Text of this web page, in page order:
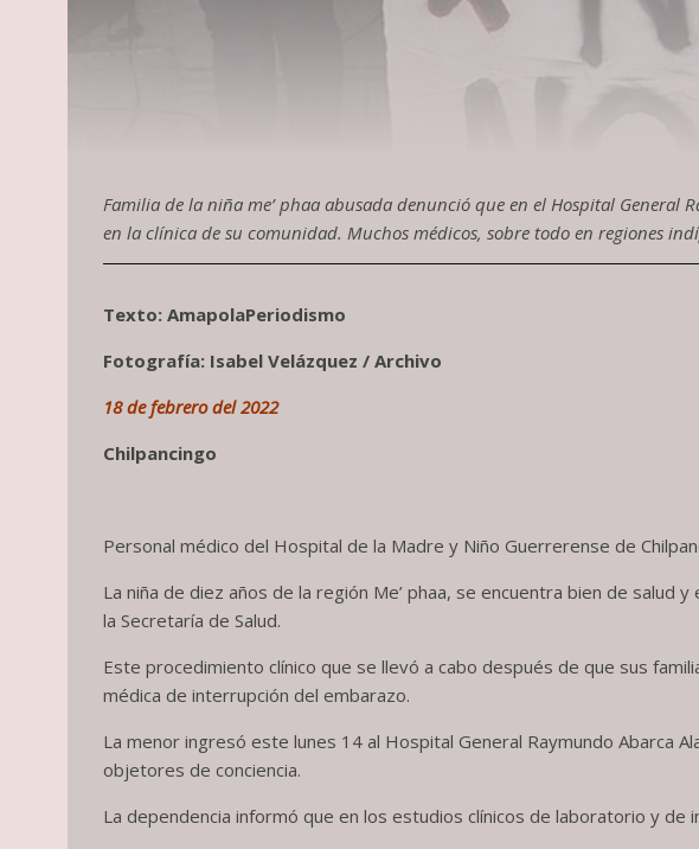
Familia de la niña me’ phaa abusada denunció que en el Hospital
en la clínica de su comunidad. Muchos médicos, sobre todo en regiones
Texto: AmapolaPeriodismo
Fotografía: Isabel Velázquez / Archivo
18 de febrero del 2022
Chilpancingo
Personal médico del Hospital de la Madre y Niño Guerrerense de
La niña de diez años de la región Me’ phaa, se encuentra bien de
la Secretaría de Salud.
Este procedimiento clínico que se llevó a cabo después de que sus
médica de interrupción del embarazo.
La menor ingresó este lunes 14 al Hospital General Raymundo Abarca
objetores de conciencia.
La dependencia informó que en los estudios clínicos de laboratorio y